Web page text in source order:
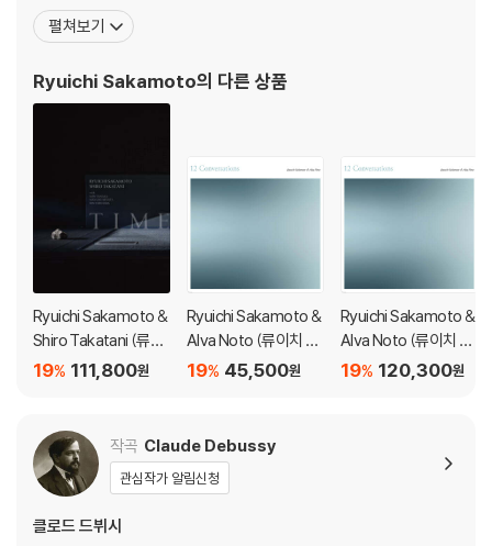
1 동시 다발 테러를 계기로, 논고집 [비전]을 감수. 자연 에너지 이용
촉진을 제창하는 아티스트 단체 ‘artists’ power’를 창시했다. 200
펼쳐보기
Ryuichi Sakamoto의 다른 상품
Ryuichi Sakamoto &
Shiro Takatani (류이
치 사카모토 & 타카타
111,800원
19%
Ryuichi Sakamoto &
Alva Noto (류이치 사
카모토 & 알바 노토) -
45,500원
19%
Ryuichi Sakamoto &
Alva Noto (류이치 사
카모토 & 알바 노토) -
120,300원
19%
작곡 Claude Debussy
관심작가 알림신청
클로드 드뷔시